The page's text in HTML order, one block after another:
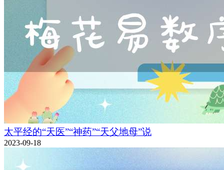
太平经的“天医”“神药”“天父地母”说
2023-09-18